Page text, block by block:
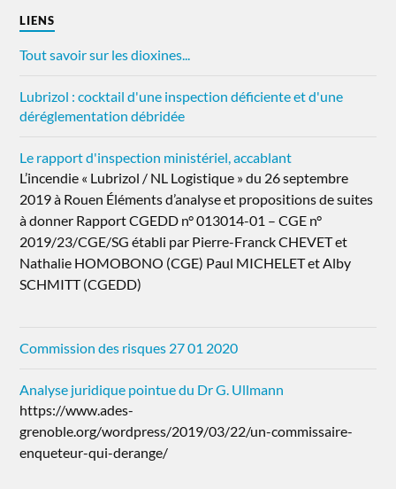
LIENS
Tout savoir sur les dioxines...
Lubrizol : cocktail d'une inspection déficiente et d'une
déréglementation débridée
Le rapport d'inspection ministériel, accablant
L’incendie « Lubrizol / NL Logistique » du 26 septembre
2019 à Rouen Éléments d’analyse et propositions de suites
à donner Rapport CGEDD n° 013014-01 – CGE n°
2019/23/CGE/SG établi par Pierre-Franck CHEVET et
Nathalie HOMOBONO (CGE) Paul MICHELET et Alby
SCHMITT (CGEDD)
Commission des risques 27 01 2020
Analyse juridique pointue du Dr G. Ullmann
https://www.ades-
grenoble.org/wordpress/2019/03/22/un-commissaire-
enqueteur-qui-derange/